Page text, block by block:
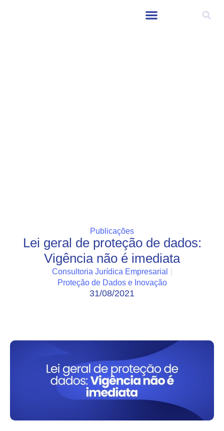
Publicações
Lei geral de proteção de dados:
Vigência não é imediata
Consultoria Jurídica Empresarial
Proteção de Dados e Inovação
31/08/2021